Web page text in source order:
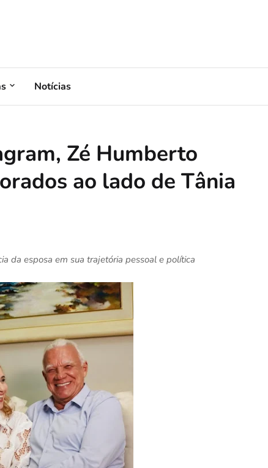
Notícias
Zé Humberto
ao lado de Tânia
da esposa em sua trajetória pessoal e política